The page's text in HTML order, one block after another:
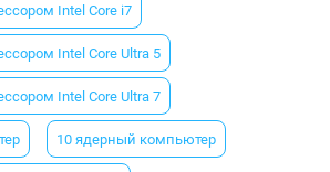
Intel Core i7
Intel Core Ultra 5
Intel Core Ultra 7
10 ядерный компьютер